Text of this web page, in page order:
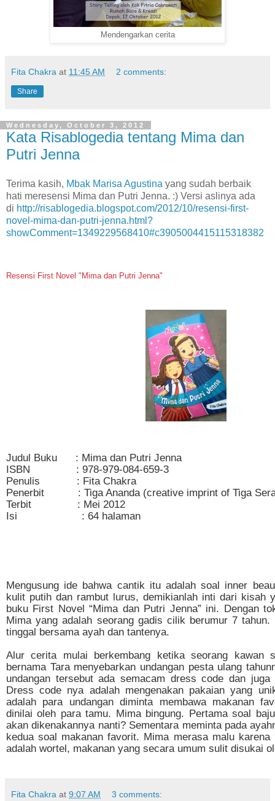
Mendengarkan cerita
Fita Chakra at 11:45 AM 2 comments:
Share
Wednesday, October 3, 2012
Kata Risablogedia tentang Mima dan
Putri Jenna
Terima kasih, Mbak Marisa Agustina yang sudah berbaik
hati meresensi Mima dan Putri Jenna. :) Versi aslinya ada
di http://risablogedia.blogspot.com/2012/10/resensi-first-
novel-mima-dan-putri-jenna.html?
showComment=1349229568410#c3905004415115318382
Resensi First Novel "Mima dan Putri Jenna"
Judul Buku : Mima dan Putri Jenna
ISBN : 978-979-084-659-3
Penulis : Fita Chakra
Penerbit : Tiga Ananda (creative imprint of Tiga
Terbit : Mei 2012
Isi : 64 halaman
Mengusung ide bahwa cantik itu adalah soal inner
kulit putih dan rambut lurus, demikianlah inti dari kisah
buku First Novel “Mima dan Putri Jenna” ini. Dengan
Mima yang adalah seorang gadis cilik berumur 7 tahun.
tinggal bersama ayah dan tantenya.
Alur cerita mulai berkembang ketika seorang kawan
bernama Tara menyebarkan undangan pesta ulang
undangan tersebut ada semacam dress code dan juga
Dress code nya adalah mengenakan pakaian yang
adalah para undangan diminta membawa makanan
dinilai oleh para tamu. Mima bingung. Pertama soal
akan dikenakannya nanti? Sementara meminta pada
kedua soal makanan favorit. Mima merasa malu karena
adalah wortel, makanan yang secara umum sulit disukai
Fita Chakra at 9:07 AM 3 comments: